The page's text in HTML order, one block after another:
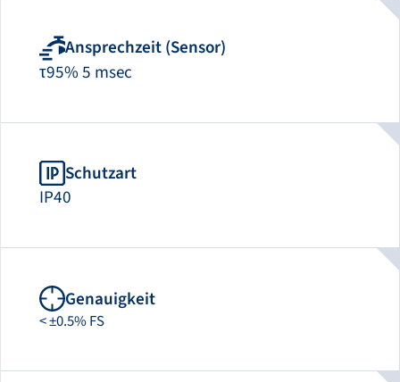
Ansprechzeit (Sensor)
τ95% 5 msec
Schutzart
IP40
Genauigkeit
< ±0.5% FS